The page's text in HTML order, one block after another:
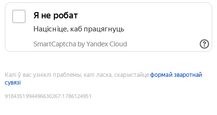
Я не робат
Націсніце, каб працягнуць
SmartCaptcha by Yandex Cloud
Калі ў вас узніклі праблемы, калі ласка, скарыстайцеформай зваротнай
сувязі
9184351994496630267:1786124951